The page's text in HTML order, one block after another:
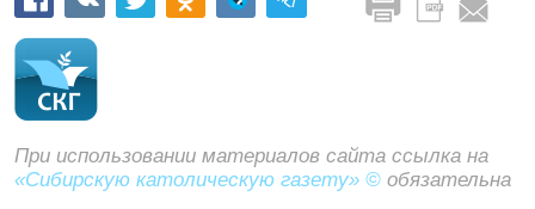
При использовании материалов сайта ссылка на
«Сибирскую католическую газету» © обязательна